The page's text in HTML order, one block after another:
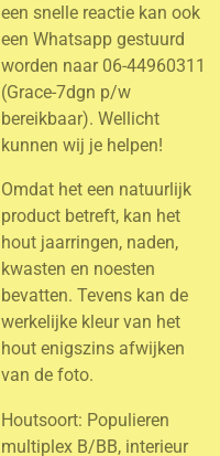
een snelle reactie kan ook
een Whatsapp gestuurd
worden naar 06-44960311
(Grace-7dgn p/w
bereikbaar). Wellicht
kunnen wij je helpen!
Omdat het een natuurlijk
product betreft, kan het
hout jaarringen, naden,
kwasten en noesten
bevatten. Tevens kan de
werkelijke kleur van het
hout enigszins afwijken
van de foto.
Houtsoort: Populieren
multiplex B/BB, interieur